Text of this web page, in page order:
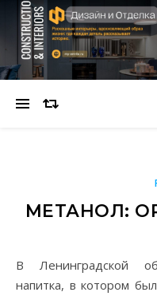
МЕТАНОЛ:
В Ленинградской области жертвами ядовитого
напитка, в котором